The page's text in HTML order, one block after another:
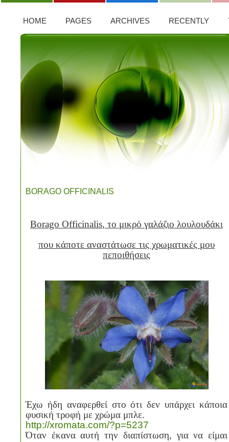
HOME PAGES ARCHIVES RECENTLY
BORAGO OFFICINALIS
Borago Officinalis, το μικρό γαλάζιο λουλουδάκι
που κάποτε αναστάτωσε τις χρωματικές μου
πεποιθήσεις
Έχω ήδη αναφερθεί στο ότι δεν υπάρχει κάποια
φυσική τροφή με χρώμα μπλε.
http://xromata.com/?p=5237
Όταν έκανα αυτή την διαπίστωση, για να είμαι